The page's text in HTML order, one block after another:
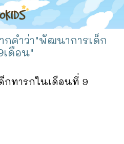
กคำว่า"พัฒนาการเด็ก
เดือน"
กทารกในเดือนที่ 9